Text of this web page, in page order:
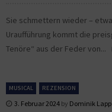
Sie schmettern wieder –
Uraufführung kommt die
Tenöre“ aus der Feder von...
MUSICAL REZENSION
3. Februar 2024 by Dominik Lapp